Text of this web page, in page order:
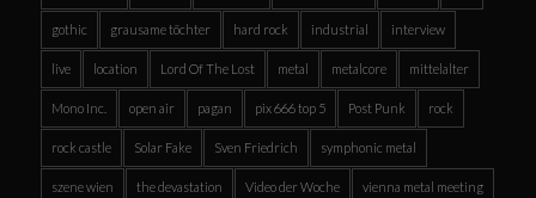
gothic grausame töchter hard rock industrial interview
live location Lord Of The Lost metal metalcore mittelalter
Mono Inc. open air pagan pix 666 top 5 Post Punk rock
rock castle Solar Fake Sven Friedrich symphonic metal
szene wien the devastation Video der Woche vienna metal meeting